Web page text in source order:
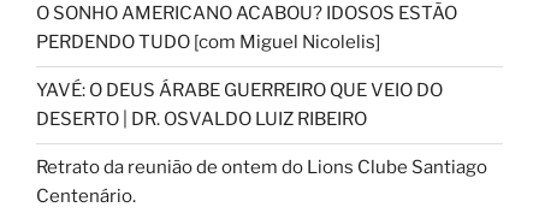
O SONHO AMERICANO ACABOU? IDOSOS ESTÃO
PERDENDO TUDO [com Miguel Nicolelis]
YAVÉ: O DEUS ÁRABE GUERREIRO QUE VEIO DO
DESERTO | DR. OSVALDO LUIZ RIBEIRO
Retrato da reunião de ontem do Lions Clube Santiago
Centenário.